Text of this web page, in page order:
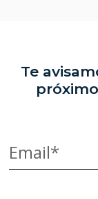
Te
Email*